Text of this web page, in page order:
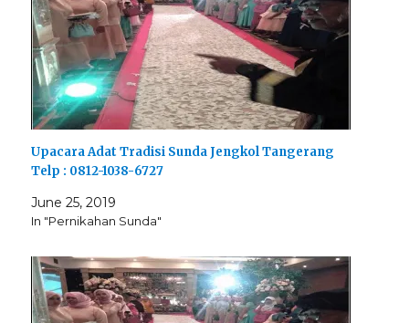
Upacara Adat Tradisi Sunda Jengkol Tangerang
Telp : 0812-1038-6727
June 25, 2019
In "Pernikahan Sunda"